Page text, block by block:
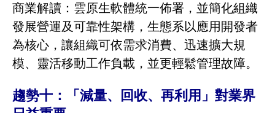
商業解讀：雲原生軟體統一佈署，並簡化組織
發展營運及可靠性架構，生態系以應用開發者
為核心，讓組織可依需求消費、迅速擴大規
模、靈活移動工作負載，並更輕鬆管理故障。
趨勢十：「減量、回收、再利用」對業界